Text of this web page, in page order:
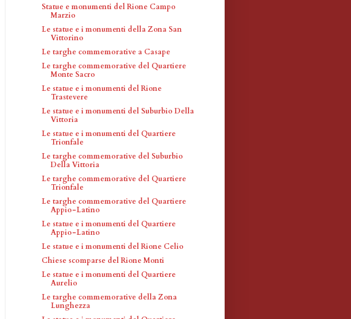
Statue e monumenti del Rione Campo
Marzio
Le statue e i monumenti della Zona San
Vittorino
Le targhe commemorative a Casape
Le targhe commemorative del Quartiere
Monte Sacro
Le statue e i monumenti del Rione
Trastevere
Le statue e i monumenti del Suburbio Della
Vittoria
Le statue e i monumenti del Quartiere
Trionfale
Le targhe commemorative del Suburbio
Della Vittoria
Le targhe commemorative del Quartiere
Trionfale
Le targhe commemorative del Quartiere
Appio-Latino
Le statue e i monumenti del Quartiere
Appio-Latino
Le statue e i monumenti del Rione Celio
Chiese scomparse del Rione Monti
Le statue e i monumenti del Quartiere
Aurelio
Le targhe commemorative della Zona
Lunghezza